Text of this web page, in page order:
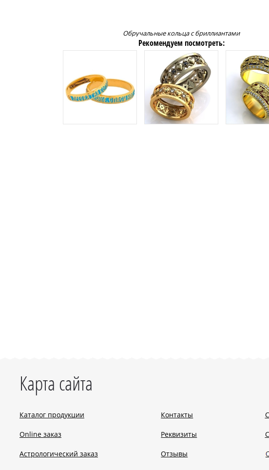
Обручальные кольца с бриллиантами
Рекомендуем посмотреть:
Карта сайта
Каталог продукции
Online заказ
Астрологический заказ
Контакты
Реквизиты
Отзывы